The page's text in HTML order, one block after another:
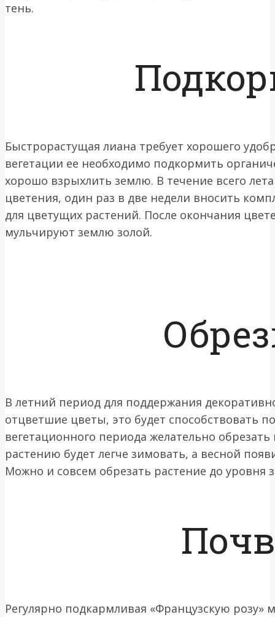
тень.
Быстрорастущая лиана требует хорошего
вегетации ее необходимо подкормить
хорошо взрыхлить землю. В течение всего
цветения, один раз в две недели вносить
для цветущих растений. После окончания
мульчируют землю золой.
В летний период для поддержания
отцветшие цветы, это будет способствовать
вегетационного периода желательно
растению будет легче зимовать, а весной
Можно и совсем обрезать растение до уровня
Регулярно подкармливая «Французскую розу»